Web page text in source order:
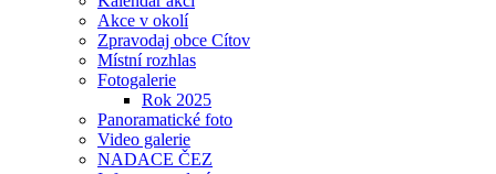
Akce v okolí
Zpravodaj obce Cítov
Místní rozhlas
Fotogalerie
Rok 2025
Panoramatické foto
Video galerie
NADACE ČEZ